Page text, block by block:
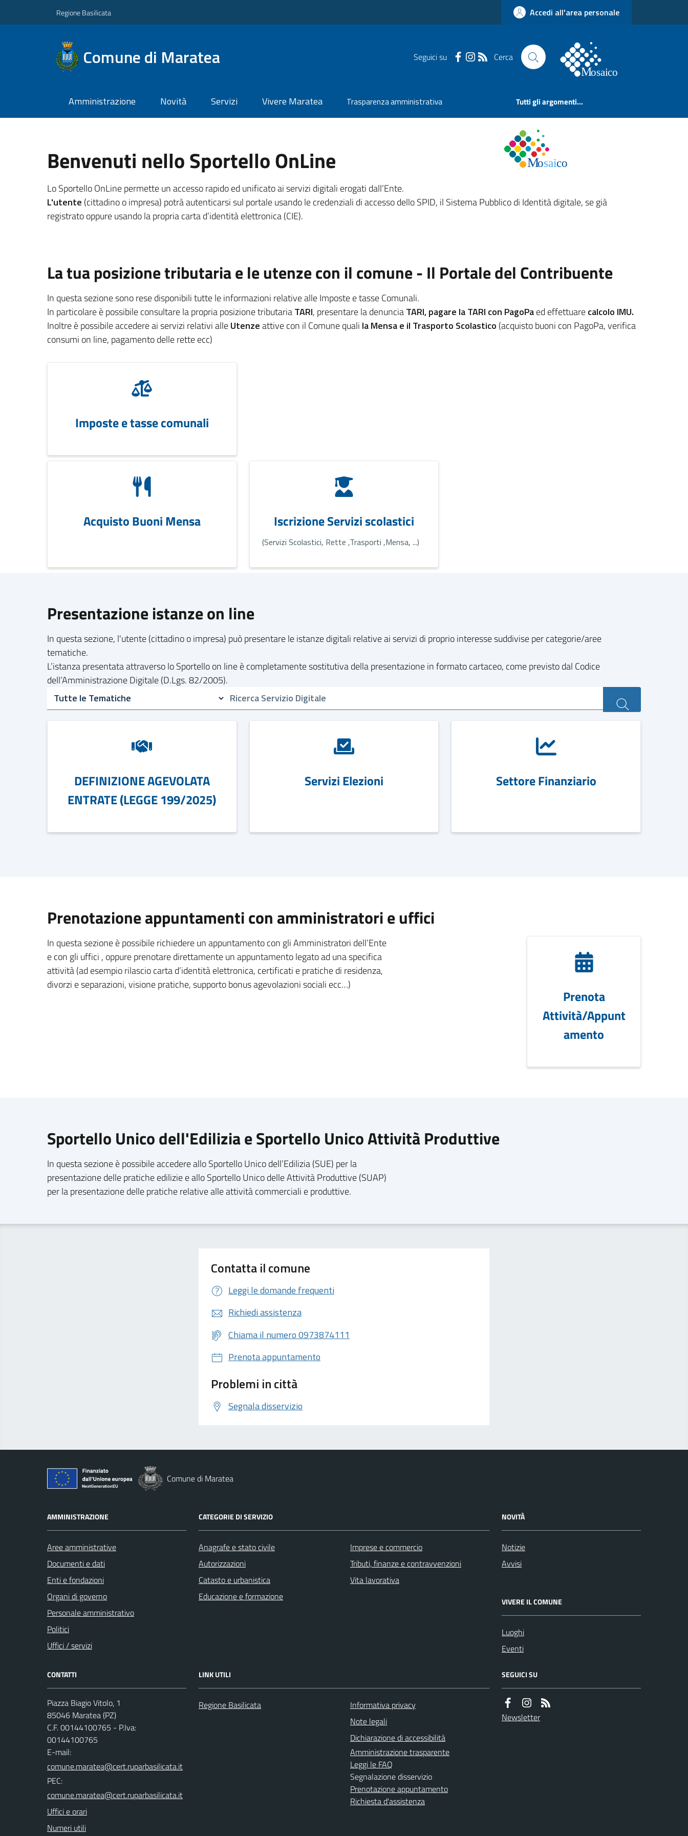
Regione Basilicata Accedi all'area personale
Comune di Maratea Seguici su Cerca
Amministrazione Novità Servizi Vivere Maratea Trasparenza amministrativa Tutti gli argomenti...
Benvenuti nello Sportello OnLine
Lo Sportello OnLine permette un accesso rapido ed unificato ai servizi digitali erogati dall’Ente.
L'utente (cittadino o impresa) potrà autenticarsi sul portale usando le credenziali di accesso dello SPID, il Sistema Pubblico di Identità digitale, se già
registrato oppure usando la propria carta d’identità elettronica (CIE).
La tua posizione tributaria e le utenze con il comune - Il Portale del Contribuente
In questa sezione sono rese disponibili tutte le informazioni relative alle Imposte e tasse Comunali.
In particolare è possibile consultare la propria posizione tributariaTARI, presentare la denunciaTARI, pagare la TARI con PagoPaed effettuarecalcolo IMU.
Inoltre è possibile accedere ai servizi relativi alleUtenzeattive con il Comune quali la Mensa e il Trasporto Scolastico (acquisto buoni con PagoPa, verifica
consumi on line, pagamento delle rette ecc)
Imposte e tasse comunali
Acquisto Buoni Mensa Iscrizione Servizi scolastici
(Servizi Scolastici, Rette ,Trasporti ,Mensa, ...)
Presentazione istanze on line
In questa sezione, l'utente (cittadino o impresa) può presentare le istanze digitali relative ai servizi di proprio interesse suddivise per categorie/aree
tematiche.
L’istanza presentata attraverso lo Sportello on line è completamente sostitutiva della presentazione in formato cartaceo, come previsto dal Codice
dell’Amministrazione Digitale (D.Lgs. 82/2005).
DEFINIZIONE AGEVOLATA
ENTRATE (LEGGE 199/2025)
Servizi Elezioni Settore Finanziario
Prenotazione appuntamenti con amministratori e uffici
In questa sezione è possibile richiedere un appuntamento con gli Amministratori dell’Ente
e con gli uffici , oppure prenotare direttamente un appuntamento legato ad una specifica
attività (ad esempio rilascio carta d’identità elettronica, certificati e pratiche di residenza,
divorzi e separazioni, visione pratiche, supporto bonus agevolazioni sociali ecc…)
Prenota
Attività/Appunt
amento
Sportello Unico dell'Edilizia e Sportello Unico Attività Produttive
In questa sezione è possibile accedere allo Sportello Unico dell’Edilizia (SUE) per la
presentazione delle pratiche edilizie e allo Sportello Unico delle Attività Produttive (SUAP)
per la presentazione delle pratiche relative alle attività commerciali e produttive.
Contatta il comune
Leggi le domande frequenti
Richiedi assistenza
Chiama il numero 0973874111
Prenota appuntamento
Problemi in città
Segnala disservizio
Comune di Maratea
AMMINISTRAZIONE
Aree amministrative
Documenti e dati
Enti e fondazioni
Organi di governo
Personale amministrativo
Politici
Uffici / servizi
CATEGORIE DI SERVIZIO
Anagrafe e stato civile
Autorizzazioni
Catasto e urbanistica
Educazione e formazione
Imprese e commercio
Tributi, finanze e contravvenzioni
Vita lavorativa
NOVITÀ
Notizie
Avvisi
VIVERE IL COMUNE
Luoghi
Eventi
CONTATTI
Piazza Biagio Vitolo, 1
85046 Maratea (PZ)
C.F. 00144100765 - P.Iva:
00144100765
E-mail:
PEC:
Uffici e orari
Numeri utili
LINK UTILI
Regione Basilicata
Informativa privacy
Note legali
Dichiarazione di accessibilità
Amministrazione trasparente
Leggi le FAQ
Segnalazione disservizio
Prenotazione appuntamento
Richiesta d'assistenza
SEGUICI SU
Newsletter